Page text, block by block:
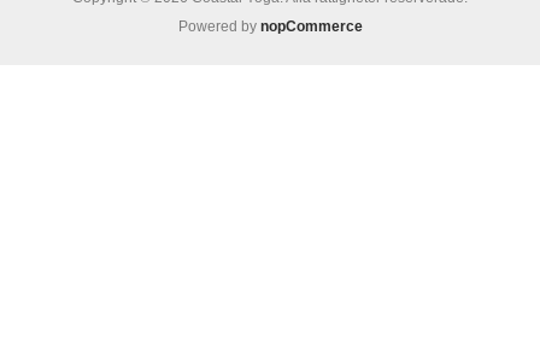
Powered by nopCommerce